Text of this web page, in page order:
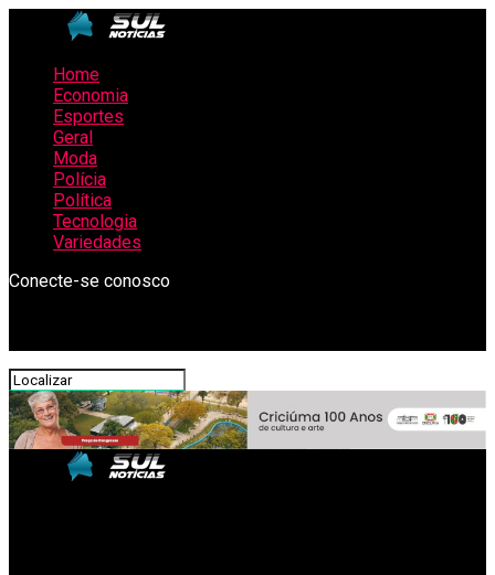
Home
Economia
Esportes
Geral
Moda
Polícia
Política
Tecnologia
Variedades
Conecte-se conosco